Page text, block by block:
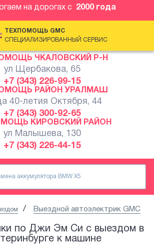
на дорогах с 2000 года
ТЕХПОМОЩЬ GMC
СПЕЦИАЛИЗИРОВАННЫЙ СЕРВИС
ЧКАЛОВСКИЙ Р-Н
ул Щербакова, 65
+7 (343) 226-99-15
РАЙОН УРАЛМАШ
40-летия Октября, 44
+7 (343) 300-92-65
КИРОВСКИЙ РАЙОН
ул Малышева, 130
+7 (343) 226-44-15
Выездной автоэлектрик GMC
по Джи Эм Си с выездом в
к машине